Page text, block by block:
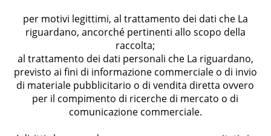
per motivi legittimi, al trattamento dei dati che La
riguardano, ancorché pertinenti allo scopo della
raccolta;
al trattamento dei dati personali che La riguardano,
previsto ai fini di informazione commerciale o di invio
di materiale pubblicitario o di vendita diretta ovvero
per il compimento di ricerche di mercato o di
comunicazione commerciale.